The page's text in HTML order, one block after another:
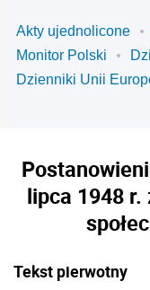
Akty ujednolicone
Monitor Polski
Dzienniki Unii
lipca 1948 r.
Tekst pierwotny